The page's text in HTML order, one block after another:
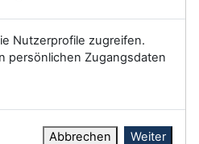
Nutzerprofile zugreifen.
persönlichen Zugangsdaten
Abbrechen Weiter